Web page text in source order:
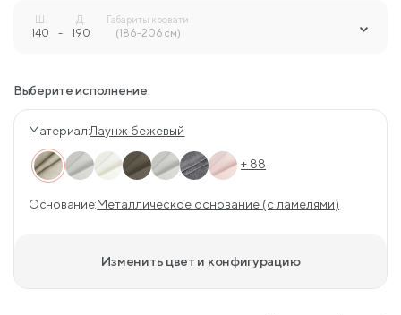
Ш.
140 -
Д.
190
Габариты кровати
(186-206 см)
Выберите исполнение:
Материал:Лаунж бежевый
+ 88
Основание:Металлическое основание (с ламелями)
Изменить цвет и конфигурацию